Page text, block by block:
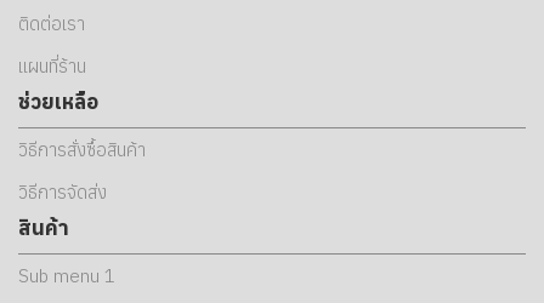
ติดต่อเรา
แผนที่ร้าน
ช่วยเหลือ
วิธีการสั่งซื้อสินค้า
วิธีการจัดส่ง
สินค้า
Sub menu 1